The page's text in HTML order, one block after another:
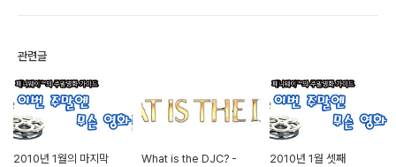
관련글
2010년 1월의 마지막
What is the DJC? -
2010년 1월 셋째